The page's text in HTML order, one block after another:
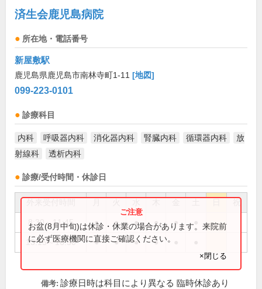
済生会鹿児島病院
所在地・電話番号
新屋敷駅
鹿児島県鹿児島市南林寺町1-11 [地図]
099-223-0101
診療科目
内科 呼吸器内科 消化器内科 腎臓内科 循環器内科
放
射線科
透析内科
診療/受付時間・休診日
祝
8:30～11:45 ● ● ● ● ●
13:15～16:50 ● ● ● ●
お盆(8月中旬)は休診・休業の場合があります。来院前
に必ず医療機関に直接ご確認ください。
×閉じる
備考: 診療日時は科目により異なる 臨時休診あり